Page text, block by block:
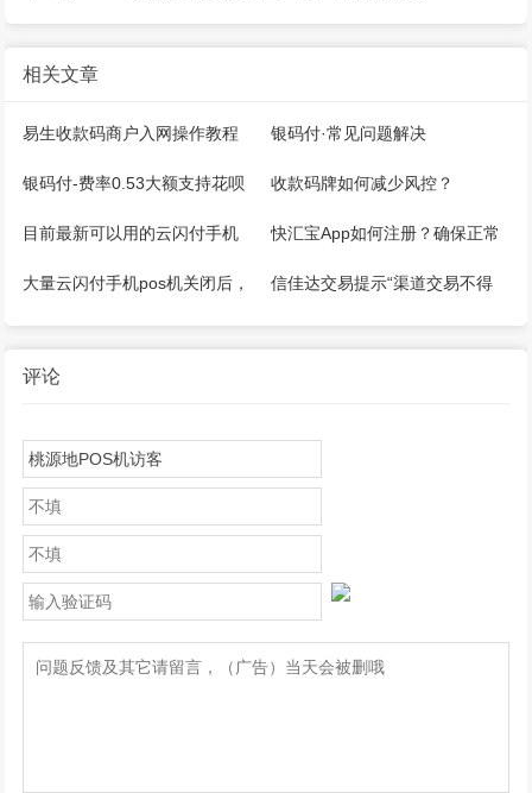
相关文章
易生收款码商户入网操作教程 银码付·常见问题解决
银码付-费率0.53大额支持花呗
微信，注册开通教程
收款码牌如何减少风控？
目前最新可以用的云闪付手机
pos机推荐！
快汇宝App如何注册？确保正常
能用！
大量云闪付手机pos机关闭后，
信佳达交易提示“渠道交易不得
评论